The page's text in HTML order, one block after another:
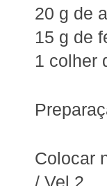
20 g de
15 g de
1 colher
Colocar
/ Vel 2.